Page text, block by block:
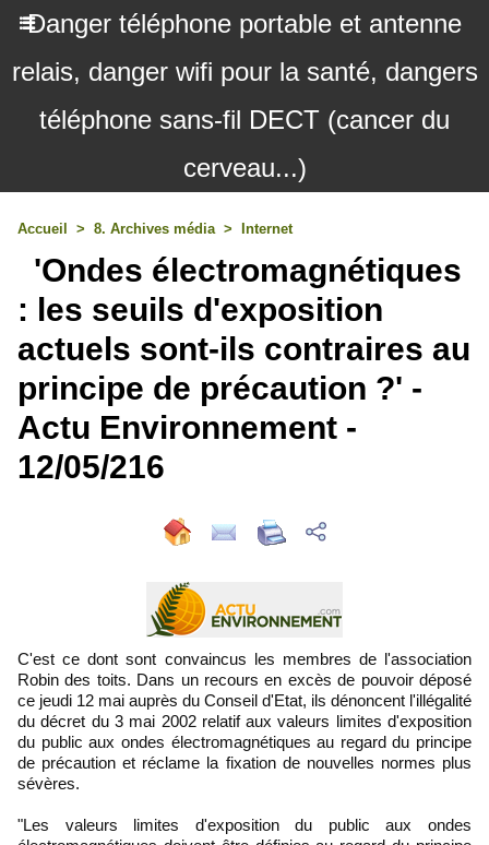
Danger téléphone portable et antenne
relais, danger wifi pour la santé, dangers
téléphone sans-fil DECT (cancer du
cerveau...)
Accueil > 8. Archives média > Internet
'Ondes électromagnétiques
: les seuils d'exposition
actuels sont-ils contraires au
principe de précaution ?' -
Actu Environnement -
12/05/216
C'est ce dont sont convaincus les membres de l'association
Robin des toits. Dans un recours en excès de pouvoir déposé
ce jeudi 12 mai auprès du Conseil d'Etat, ils dénoncent l'illégalité
du décret du 3 mai 2002 relatif aux valeurs limites d'exposition
du public aux ondes électromagnétiques au regard du principe
de précaution et réclame la fixation de nouvelles normes plus
sévères.
"Les valeurs limites d'exposition du public aux ondes